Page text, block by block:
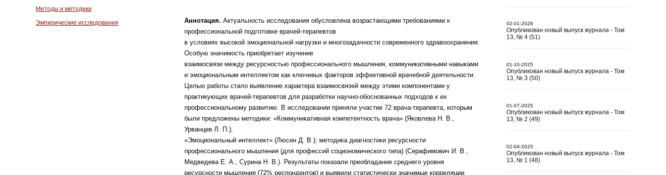
Методы и методики
Эмпирические исследования
Аннотация. Актуальность исследования обусловлена возрастающими требованиями к
профессиональной подготовке врачей-терапевтов
в условиях высокой эмоциональной нагрузки и многозадачности современного здравоохранения.
Особую значимость приобретает изучение
взаимосвязи между ресурсностью профессионального мышления, коммуникативными навыками
и эмоциональным интеллектом как ключевых факторов эффективной врачебной деятельности.
Целью работы стало выявление характера взаимосвязей между этими компонентами у
практикующих врачей-терапевтов для разработки научно-обоснованных подходов к их
профессиональному развитию. В исследовании приняли участие 72 врача-терапевта, которым
были предложены методики: «Коммуникативная компетентность врача» (Яковлева Н. В.,
Урванцев Л. П.);
«Эмоциональный интеллект» (Люсин Д. В.); методика диагностики ресурсности
профессионального мышления (для профессий социономического типа) (Серафимович И. В.,
Медведева Е. А., Сурина Н. В.). Результаты показали преобладание среднего уровня
ресурсности мышления (72% респондентов) и выявили статистически значимые корреляции
02-01-2026
Опубликован новый выпуск журнала - Том
13, № 4 (51)
01-10-2025
Опубликован новый выпуск журнала - Том
13, № 3 (50)
01-07-2025
Опубликован новый выпуск журнала - Том
13, № 2 (49)
02-04-2025
Опубликован новый выпуск журнала - Том
13, № 1 (48)